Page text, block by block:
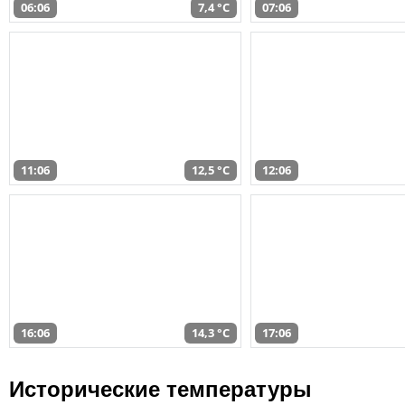
06:06 7,4 °C 07:06
11:06 12,5 °C 12:06
16:06 14,3 °C 17:06
Исторические температуры